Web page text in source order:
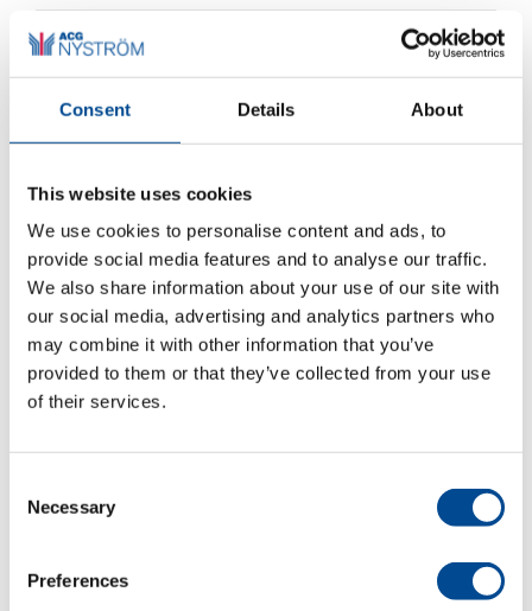
Consent Details About
This website uses cookies
We use cookies to personalise content and ads, to
provide social media features and to analyse our traffic.
We also share information about your use of our site with
our social media, advertising and analytics partners who
may combine it with other information that you’ve
provided to them or that they’ve collected from your use
of their services.
Selection
Necessary
Preferences
december 2025
september 2025
november 2024
oktober 2024
juli 2024
juni 2024
maj 2024
oktober 2023